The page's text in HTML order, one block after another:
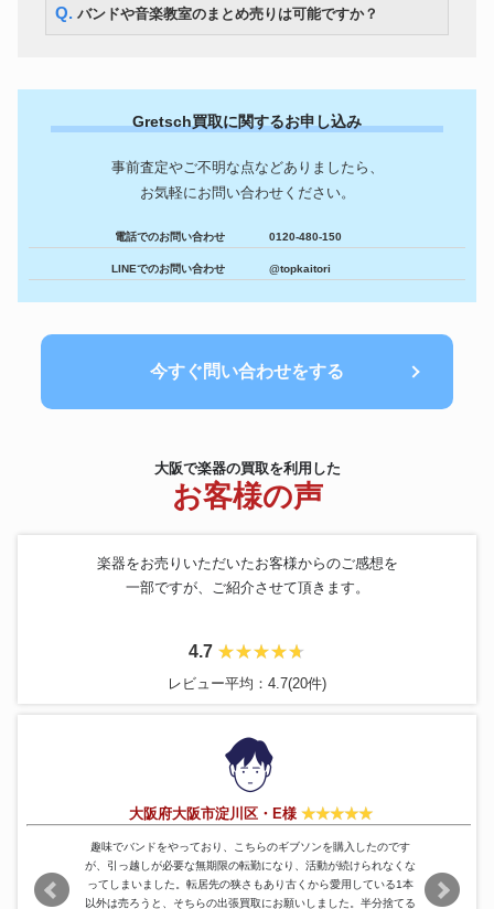
Q. バンドや音楽教室のまとめ売りは可能ですか？
Gretsch買取に関するお申し込み
事前査定やご不明な点などありましたら、
お気軽にお問い合わせください。
電話でのお問い合わせ 0120-480-150
LINEでのお問い合わせ @topkaitori
今すぐ問い合わせをする
大阪で楽器の買取を利用した
お客様の声
楽器をお売りいただいたお客様からのご感想を
一部ですが、ご紹介させて頂きます。
4.7
レビュー平均：4.7(20件)
大阪府大阪市淀川区・E様
趣味でバンドをやっており、こちらのギブソンを購入したのです
が、引っ越しが必要な無期限の転勤になり、活動が続けられなくな
ってしまいました。転居先の狭さもあり古くから愛用している1本
以外は売ろうと、そちらの出張買取にお願いしました。半分捨てる